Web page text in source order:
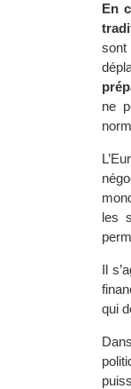
En
sont
ne
les
Il
qui